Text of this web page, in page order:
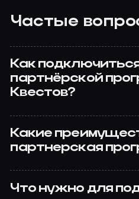
Частые
Как
партнёрской
Квестов?
Какие
партнерская
Что нужно для